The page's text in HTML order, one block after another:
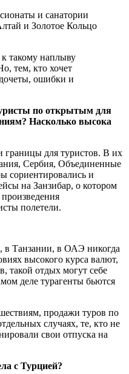
и санатории
и Золотое Кольцо
такому наплыву
тем, кто хочет
ошибки и
по открытым для
Насколько высока
границы для туристов. В их
Сербия, Объединенные
сориентировались и
на Занзибар, о котором
полетели.
в Танзании, в ОАЭ никогда
высокого курса валют,
такой отдых могут себе
деле турагенты бьются
продажи туров по
случаях, те, кто не
свои отпуска на
с Турцией?